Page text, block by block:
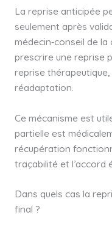
La reprise anticipée
seulement après
médecin‑conseil de
prescrire une reprise
reprise
réadaptation.
Ce mécanisme est
partielle est
récupération
traçabilité et l’accord
Dans quels cas la
final ?